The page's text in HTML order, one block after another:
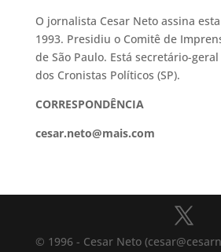
O jornalista Cesar Neto assina
1993. Presidiu o Comitê de
de São Paulo. Está secretário-
dos Cronistas Políticos (SP).
CORRESPONDÊNCIA
cesar.neto@mais.com
© 1996 - Cesar Neto